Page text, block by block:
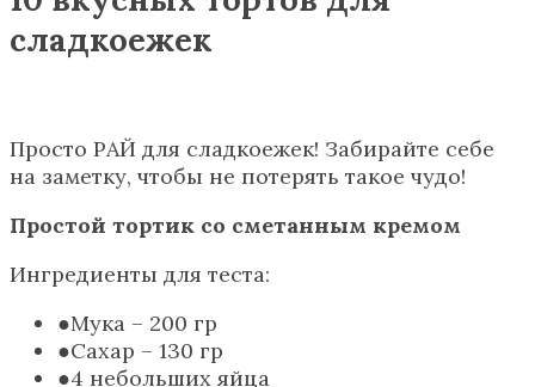
сладкоежек
Просто РАЙ для сладкоежек! Забирайте себе
на заметку, чтобы не потерять такое чудо!
Простой тортик со сметанным кремом
Ингредиенты для теста:
Мука – 200 гр
Сахар – 130 гр
4 небольших яйца